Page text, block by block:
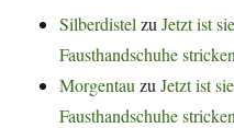
Silberdistel zuJetzt ist
Fausthandschuhe stricken
Morgentau zuJetzt ist
Fausthandschuhe stricken